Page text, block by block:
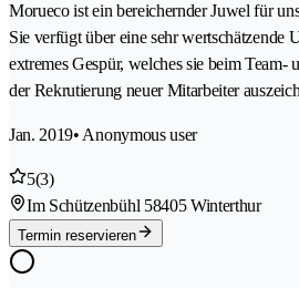
Morueco ist ein bereichernder Juwel für
Sie verfügt über eine sehr wertschätzende
extremes Gespür, welches sie beim Team-
der Rekrutierung neuer Mitarbeiter
Jan. 2019• Anonymous user
5(3)
Im Schützenbühl 58405 Winterthur
Termin reservieren